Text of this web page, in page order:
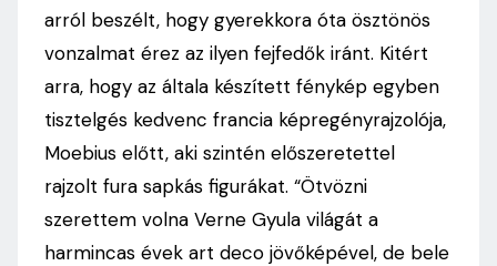
arról beszélt, hogy gyerekkora óta ösztönös
vonzalmat érez az ilyen fejfedők iránt. Kitért
arra, hogy az általa készített fénykép egyben
tisztelgés kedvenc francia képregényrajzolója,
Moebius előtt, aki szintén előszeretettel
rajzolt fura sapkás figurákat. “Ötvözni
szerettem volna Verne Gyula világát a
harmincas évek art deco jövőképével, de bele